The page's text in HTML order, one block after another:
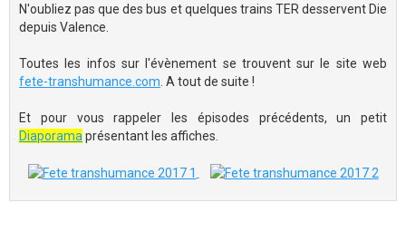
N'oubliez pas que des bus et quelques trains TER desservent Die
depuis Valence.
Toutes les infos sur l'évènement se trouvent sur le site web
fete-transhumance.com . A tout de suite !
Et pour vous rappeler les épisodes précédents, un petit
Diaporama présentant les affiches.